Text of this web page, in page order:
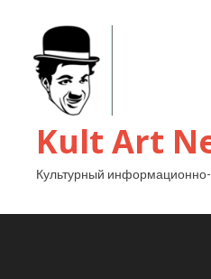
Kult Art
Культурный